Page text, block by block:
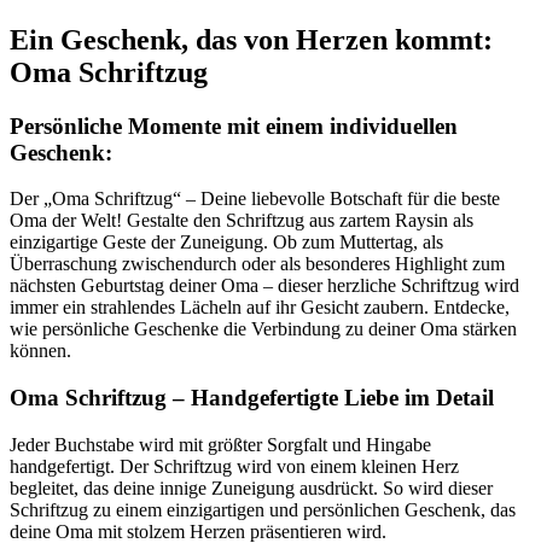
Ein Geschenk, das von Herzen kommt:
Oma Schriftzug
Persönliche Momente mit einem individuellen
Geschenk:
Der „Oma Schriftzug“ – Deine liebevolle Botschaft für die beste
Oma der Welt! Gestalte den Schriftzug aus zartem Raysin als
einzigartige Geste der Zuneigung. Ob zum Muttertag, als
Überraschung zwischendurch oder als besonderes Highlight zum
nächsten Geburtstag deiner Oma – dieser herzliche Schriftzug wird
immer ein strahlendes Lächeln auf ihr Gesicht zaubern. Entdecke,
wie persönliche Geschenke die Verbindung zu deiner Oma stärken
können.
Oma Schriftzug – Handgefertigte Liebe im Detail
Jeder Buchstabe wird mit größter Sorgfalt und Hingabe
handgefertigt. Der Schriftzug wird von einem kleinen Herz
begleitet, das deine innige Zuneigung ausdrückt. So wird dieser
Schriftzug zu einem einzigartigen und persönlichen Geschenk, das
deine Oma mit stolzem Herzen präsentieren wird.